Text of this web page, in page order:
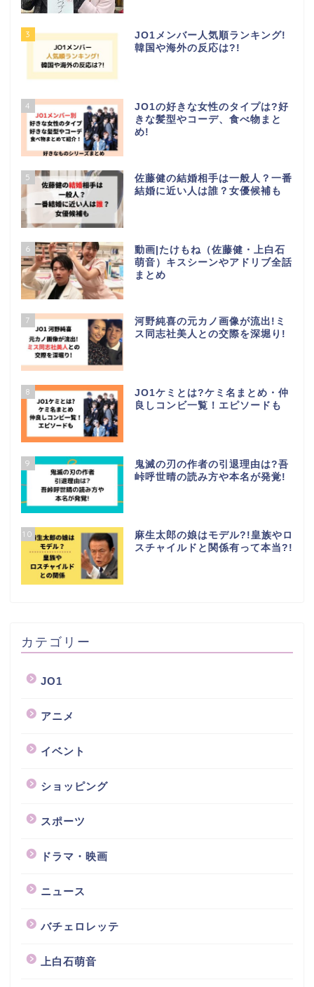
3
JO1メンバー人気順ランキング!
韓国や海外の反応は?!
4
JO1の好きな女性のタイプは?好
きな髪型やコーデ、食べ物まと
め!
5
佐藤健の結婚相手は一般人？一番
結婚に近い人は誰？女優候補も
6
動画|たけもね（佐藤健・上白石
萌音）キスシーンやアドリブ全話
まとめ
7
河野純喜の元カノ画像が流出!ミ
ス同志社美人との交際を深堀り!
8
JO1ケミとは?ケミ名まとめ・仲
良しコンビ一覧！エピソードも
9
鬼滅の刃の作者の引退理由は?吾
峠呼世晴の読み方や本名が発覚!
10
麻生太郎の娘はモデル?!皇族やロ
スチャイルドと関係有って本当?!
カテゴリー
JO1
アニメ
イベント
ショッピング
スポーツ
ドラマ・映画
ニュース
バチェロレッテ
上白石萌音